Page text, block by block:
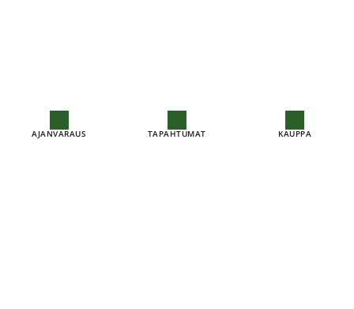
AJANVARAUS TAPAHTUMAT KAUPPA